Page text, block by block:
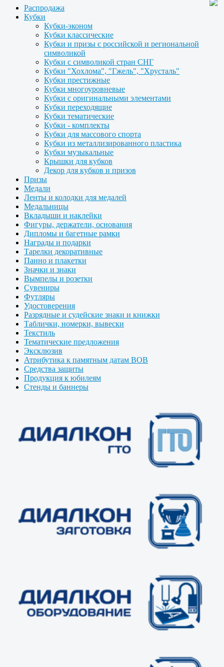
Распродажа
Кубки
Кубки-эконом
Кубки классические
Кубки и призы с российской и региональной
символикой
Кубки с символикой стран СНГ
Кубки "Хохлома", "Гжель", "Хрусталь"
Кубки престижные
Кубки многоуровневые
Кубки с оригинальными элементами
Кубки переходящие
Кубки тематические
Кубки - комплекты
Кубки для массового спорта
Кубки из металлизированного пластика
Кубки музыкальные
Крышки для кубков
Декор для кубков и призов
Призы
Медали
Ленты и колодки для медалей
Медальницы
Вкладыши и наклейки
Фигуры, держатели, основания
Дипломы и багетные рамки
Награды и подарки
Тарелки декоративные
Панно и плакетки
Значки и знаки
Вымпелы и розетки
Сувениры
Футляры
Удостоверения
Разрядные и судейские знаки и книжки
Таблички, номерки, вывески
Текстиль
Тематические предложения
Эксклюзив
Атрибутика к памятным датам ВОВ
Средства защиты
Продукция к юбилеям
Стенды и баннеры